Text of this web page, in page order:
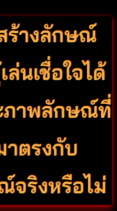
ร้างลักษณ์
นเชื่อใจได้
ภาพลักษณ์ที่
ตรงกับ
จริงหรือไม่